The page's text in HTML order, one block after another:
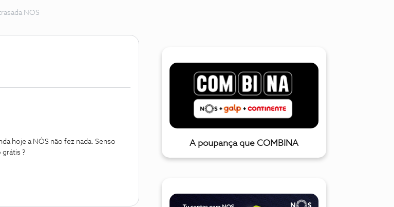
NOS
hoje a NÓS não fez nada. Senso
?
A poupança que COMBINA